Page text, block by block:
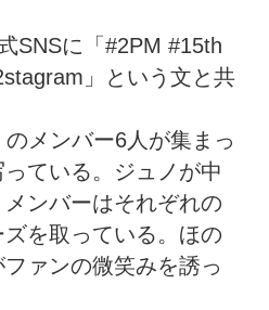
SNSに「#2PM #15th
」という文と共
メンバー6人が集まっ
ている。ジュノが中
ンバーはそれぞれの
を取っている。ほの
ァンの微笑みを誘っ